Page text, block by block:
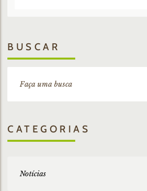
BUSCAR
CATEGORIAS
Notícias